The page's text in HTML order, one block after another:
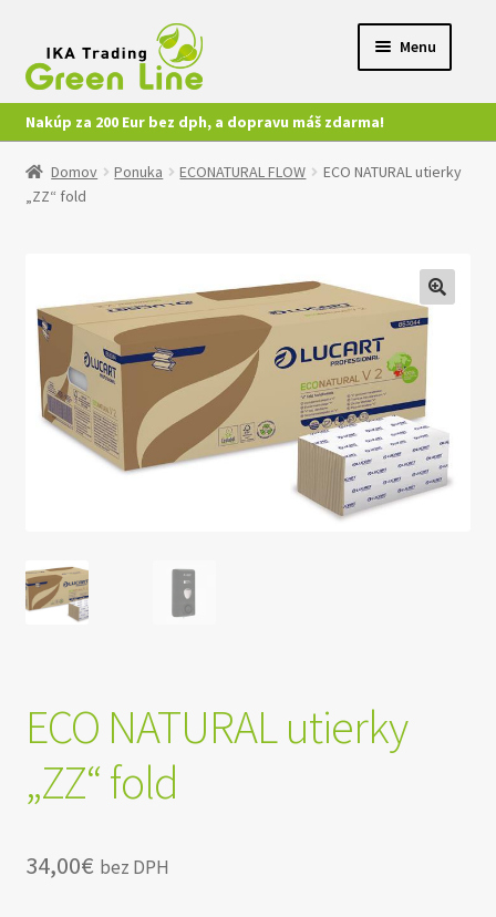
na
navigáciu
na
obsah
Menu
Ponuka
Nákup
Video
Katalógy
Nakúp za 200 Eur bez dph, a dopravu máš zdarma!
Domov Ponuka ECONATURAL FLOW
ECO NATURAL utierky
„ZZ“ fold
ECO NATURAL utierky
„ZZ“ fold
34,00€ bez DPH